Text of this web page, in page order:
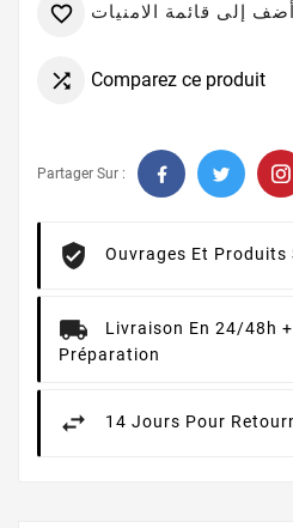
 أضف إلى قائمة الامنيات
 Comparez ce produit
Partager Sur :
Ouvrages Et Produits
Livraison En 24/48h +
Préparation
14 Jours Pour